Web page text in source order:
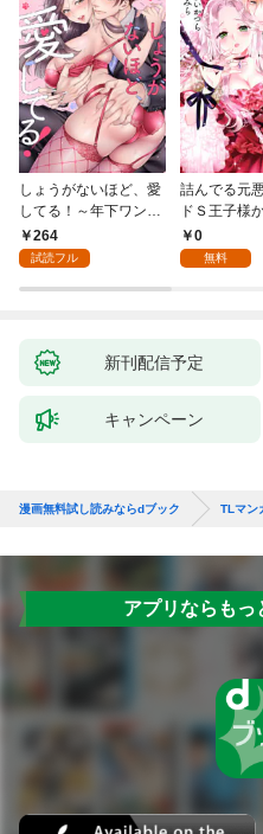
しょうがないほど、愛
してる！～年下ワンコ
秋くんの一途な溺愛暴
走中～1
264
試読フル
詰んでる元
ドＳ王子様
したい 【分
0
無料
新刊配信予定
キャンペーン
漫画無料試し読みならdブック TLマン
アプリならもっ